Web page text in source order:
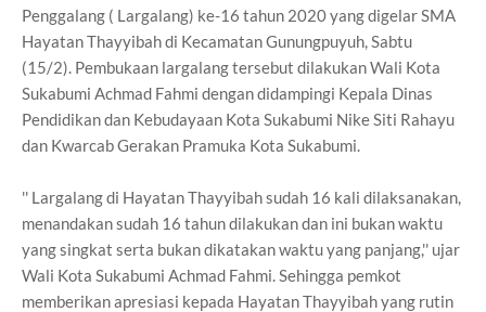
Penggalang ( Largalang) ke-16 tahun 2020 yang digelar SMA
Hayatan Thayyibah di Kecamatan Gunungpuyuh, Sabtu
(15/2). Pembukaan largalang tersebut dilakukan Wali Kota
Sukabumi Achmad Fahmi dengan didampingi Kepala Dinas
Pendidikan dan Kebudayaan Kota Sukabumi Nike Siti Rahayu
dan Kwarcab Gerakan Pramuka Kota Sukabumi.
'' Largalang di Hayatan Thayyibah sudah 16 kali dilaksanakan,
menandakan sudah 16 tahun dilakukan dan ini bukan waktu
yang singkat serta bukan dikatakan waktu yang panjang,'' ujar
Wali Kota Sukabumi Achmad Fahmi. Sehingga pemkot
memberikan apresiasi kepada Hayatan Thayyibah yang rutin